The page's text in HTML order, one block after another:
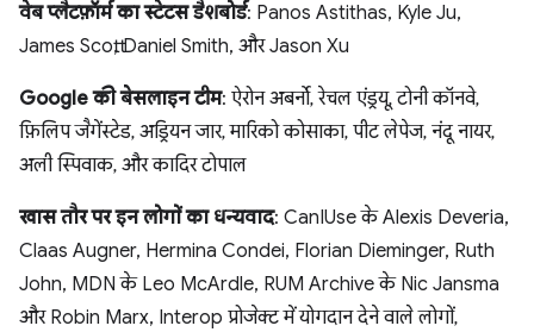
वेब प्लैटफ़ॉर्म का स्टेटस डैशबोर्ड: Panos Astithas, Kyle Ju,
James Scott, Daniel Smith, और Jason Xu
Google की बेसलाइन टीम: ऐरोन अबर्नो, रेचल एंड्रयू, टोनी कॉनवे,
फ़िलिप जैगेंस्टेड, अड्रियन जार, मारिको कोसाका, पीट लेपेज, नंदू नायर,
अली स्पिवाक, और कादिर टोपाल
खास तौर पर इन लोगों का धन्यवाद: CanIUse के Alexis Deveria,
Claas Augner, Hermina Condei, Florian Dieminger, Ruth
John, MDN के Leo McArdle, RUM Archive के Nic Jansma
और Robin Marx, Interop प्रोजेक्ट में योगदान देने वाले लोगों,